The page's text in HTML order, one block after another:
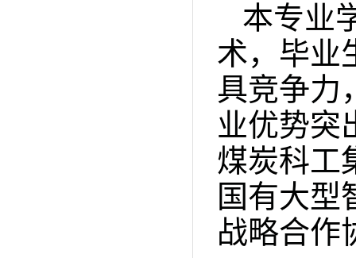
本专业
术，毕业
具竞争力
业优势突
煤炭科工
国有大型
战略合作